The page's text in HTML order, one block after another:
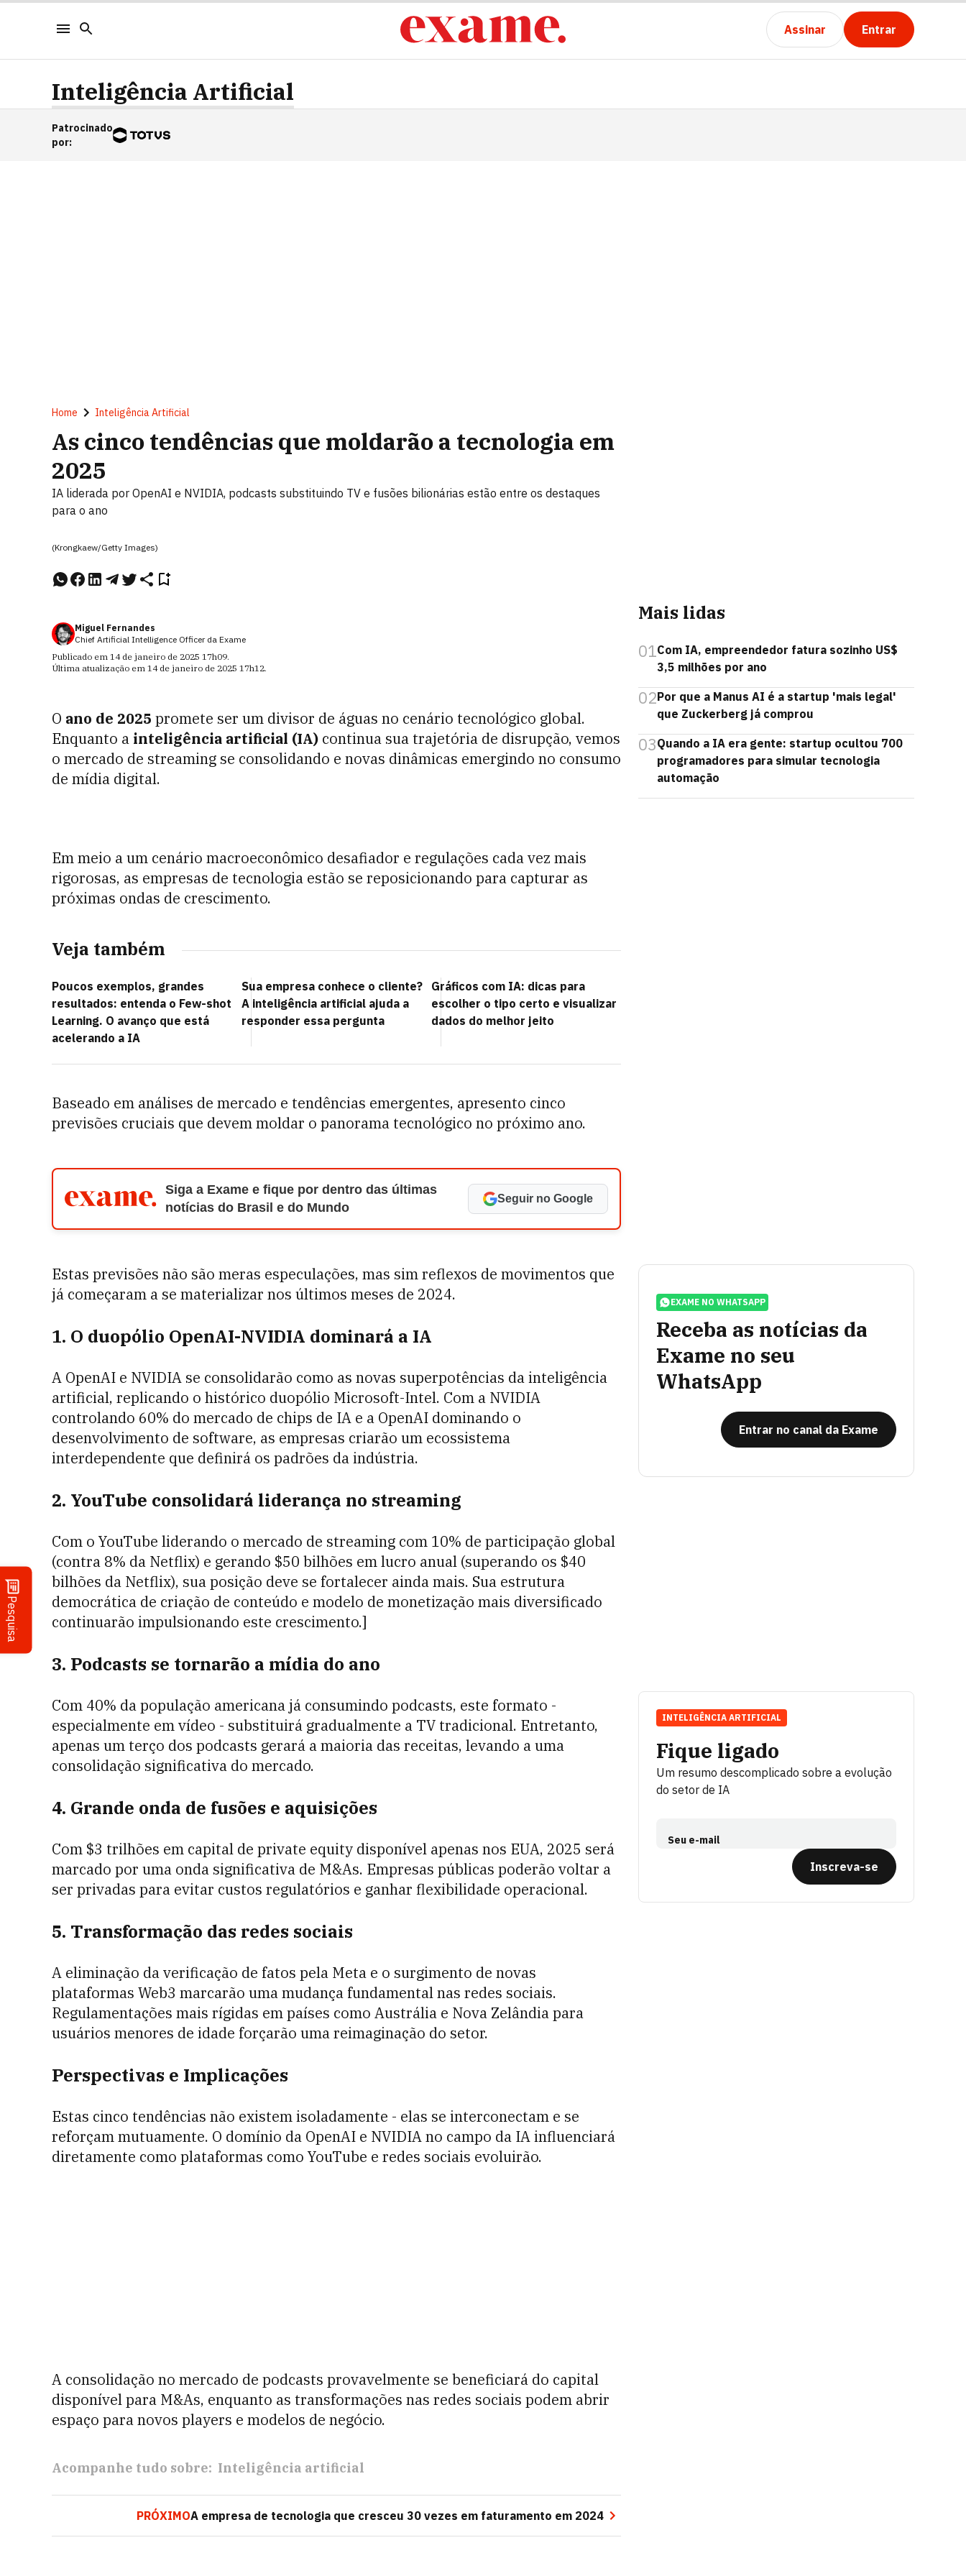
Assinar Entrar
Pesquisa
Inteligência Artificial
Patrocinado
por:
Home Inteligência Artificial
As cinco tendências que moldarão a tecnologia em
2025
IA liderada por OpenAI e NVIDIA, podcasts substituindo TV e fusões bilionárias estão entre os destaques
para o ano
(Krongkaew/Getty Images)
Miguel Fernandes
Chief Artificial Intelligence Officer da Exame
Publicado em 14 de janeiro de 2025 17h09.
Última atualização em 14 de janeiro de 2025 17h12.
O ano de 2025 promete ser um divisor de águas no cenário tecnológico global.
Enquanto a inteligência artificial (IA) continua sua trajetória de disrupção, vemos
o mercado de streaming se consolidando e novas dinâmicas emergindo no consumo
de mídia digital.
Em meio a um cenário macroeconômico desafiador e regulações cada vez mais
rigorosas, as empresas de tecnologia estão se reposicionando para capturar as
próximas ondas de crescimento.
Veja também
Poucos exemplos, grandes
resultados: entenda o Few-shot
Learning. O avanço que está
acelerando a IA
Sua empresa conhece o cliente?
A inteligência artificial ajuda a
responder essa pergunta
Gráficos com IA: dicas para
escolher o tipo certo e visualizar
dados do melhor jeito
Baseado em análises de mercado e tendências emergentes, apresento cinco
previsões cruciais que devem moldar o panorama tecnológico no próximo ano.
Siga a Exame e fique por dentro das últimas
notícias do Brasil e do Mundo
Seguir no Google
Estas previsões não são meras especulações, mas sim reflexos de movimentos que
já começaram a se materializar nos últimos meses de 2024.
1. O duopólio OpenAI-NVIDIA dominará a IA
A OpenAI e NVIDIA se consolidarão como as novas superpotências da inteligência
artificial, replicando o histórico duopólio Microsoft-Intel. Com a NVIDIA
controlando 60% do mercado de chips de IA e a OpenAI dominando o
desenvolvimento de software, as empresas criarão um ecossistema
interdependente que definirá os padrões da indústria.
2. YouTube consolidará liderança no streaming
Com o YouTube liderando o mercado de streaming com 10% de participação global
(contra 8% da Netflix) e gerando $50 bilhões em lucro anual (superando os $40
bilhões da Netflix), sua posição deve se fortalecer ainda mais. Sua estrutura
democrática de criação de conteúdo e modelo de monetização mais diversificado
continuarão impulsionando este crescimento.]
3. Podcasts se tornarão a mídia do ano
Com 40% da população americana já consumindo podcasts, este formato -
especialmente em vídeo - substituirá gradualmente a TV tradicional. Entretanto,
apenas um terço dos podcasts gerará a maioria das receitas, levando a uma
consolidação significativa do mercado.
4. Grande onda de fusões e aquisições
Com $3 trilhões em capital de private equity disponível apenas nos EUA, 2025 será
marcado por uma onda significativa de M&As. Empresas públicas poderão voltar a
ser privadas para evitar custos regulatórios e ganhar flexibilidade operacional.
5. Transformação das redes sociais
A eliminação da verificação de fatos pela Meta e o surgimento de novas
plataformas Web3 marcarão uma mudança fundamental nas redes sociais.
Regulamentações mais rígidas em países como Austrália e Nova Zelândia para
usuários menores de idade forçarão uma reimaginação do setor.
Perspectivas e Implicações
Estas cinco tendências não existem isoladamente - elas se interconectam e se
reforçam mutuamente. O domínio da OpenAI e NVIDIA no campo da IA influenciará
diretamente como plataformas como YouTube e redes sociais evoluirão.
A consolidação no mercado de podcasts provavelmente se beneficiará do capital
disponível para M&As, enquanto as transformações nas redes sociais podem abrir
espaço para novos players e modelos de negócio.
Acompanhe tudo sobre: Inteligência artificial
PRÓXIMOA empresa de tecnologia que cresceu 30 vezes em faturamento em 2024
Mais lidas
01Com IA, empreendedor fatura sozinho US$
3,5 milhões por ano
02Por que a Manus AI é a startup 'mais legal'
que Zuckerberg já comprou
03Quando a IA era gente: startup ocultou 700
programadores para simular tecnologia
automação
EXAME NO WHATSAPP
Receba as notícias da
Exame no seu
WhatsApp
Entrar no canal da Exame
Fique ligado
Um resumo descomplicado sobre a evolução
do setor de IA
Seu e-mail
Inscreva-se
INTELIGÊNCIA ARTIFICIAL